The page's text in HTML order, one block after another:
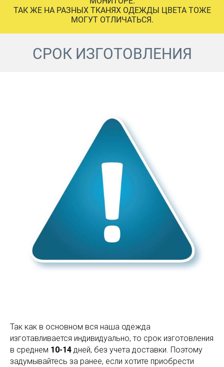
ТАК ЖЕ НА РАЗНЫХ ТКАНЯХ ОДЕЖДЫ ЦВЕТА ТОЖЕ
МОГУТ ОТЛИЧАТЬСЯ.
СРОК ИЗГОТОВЛЕНИЯ
Так как в основном вся наша одежда
изготавливается индивидуально, то срок изготовления
в среднем 10-14 дней, без учета доставки. Поэтому
задумывайтесь за ранее, если хотите приобрести